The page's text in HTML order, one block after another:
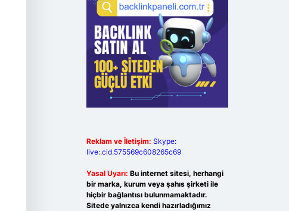
Reklam ve İletişim: Skype:
live:.cid.575569c608265c69
Yasal Uyarı: Bu internet sitesi, herhangi
bir marka, kurum veya şahıs şirketi ile
hiçbir bağlantısı bulunmamaktadır.
Sitede yalnızca kendi hazırladığımız